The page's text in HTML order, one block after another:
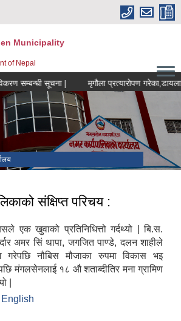
Municipality
of Nepal
सम्बन्धी सूचना |
संक्षिप्त परिचय :
एक खुवाको प्रतिनिधित्तो गर्दथ्यो | बि.स.
अमर सिं थापा, जगजित पाण्डे, दलन शाहीले
गरेपछि नौबिस मौजाका रुपमा विकास भइ
मंगलसेनलाई १८ औ शताब्दीतिर मना ग्रामिण
|
मंगलसेन नगरपालिकाको संक्षिप्त परिचय :
English